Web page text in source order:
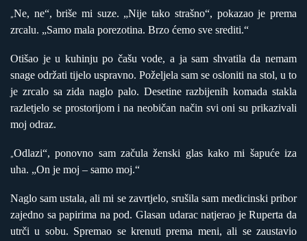
„Ne, ne“, briše mi suze. „Nije tako strašno“, pokazao je prema
zrcalu. „Samo mala porezotina. Brzo ćemo sve srediti.“
Otišao je u kuhinju po čašu vode, a ja sam shvatila da nemam
snage održati tijelo uspravno. Poželjela sam se osloniti na stol, u to
je zrcalo sa zida naglo palo. Desetine razbijenih komada stakla
razletjelo se prostorijom i na neobičan način svi oni su prikazivali
moj odraz.
„Odlazi“, ponovno sam začula ženski glas kako mi šapuće iza
uha. „On je moj – samo moj.“
Naglo sam ustala, ali mi se zavrtjelo, srušila sam medicinski pribor
zajedno sa papirima na pod. Glasan udarac natjerao je Ruperta da
utrči u sobu. Spremao se krenuti prema meni, ali se zaustavio